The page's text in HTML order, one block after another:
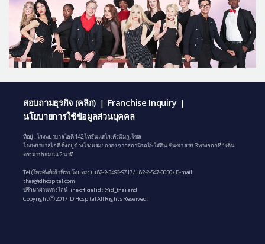
สอบถามธุรกิจ (คลิก) | Franchise Inquiry |
นโยบายการใช้ข้อมูลส่วนบุคคล
ที่อยู่ : โรงพยาบาลไอดี 142 โทซันแดโร, คังนัมกู, โซล
โรงพยาบาลไอดี ตั้งอยู่ข้างโรงแรมยองดง จากสถานีรถไฟใต้ดิน ชินซา สาย 3 ทางออกที่ 1 เดิน
ตรงมาประมาณ 2 นาที
Tel (โทรศัพท์เข้าที่รพ.โดยตรง): +82-2-3496-9717/+82-2-547-0050/ E-mail:
thai@idhospital.com
ปรึกษาผ่านทางไลน์ line official id : @id_thailand
Copyright ⓒ 2017 ID Hospital All Rights Reserved.